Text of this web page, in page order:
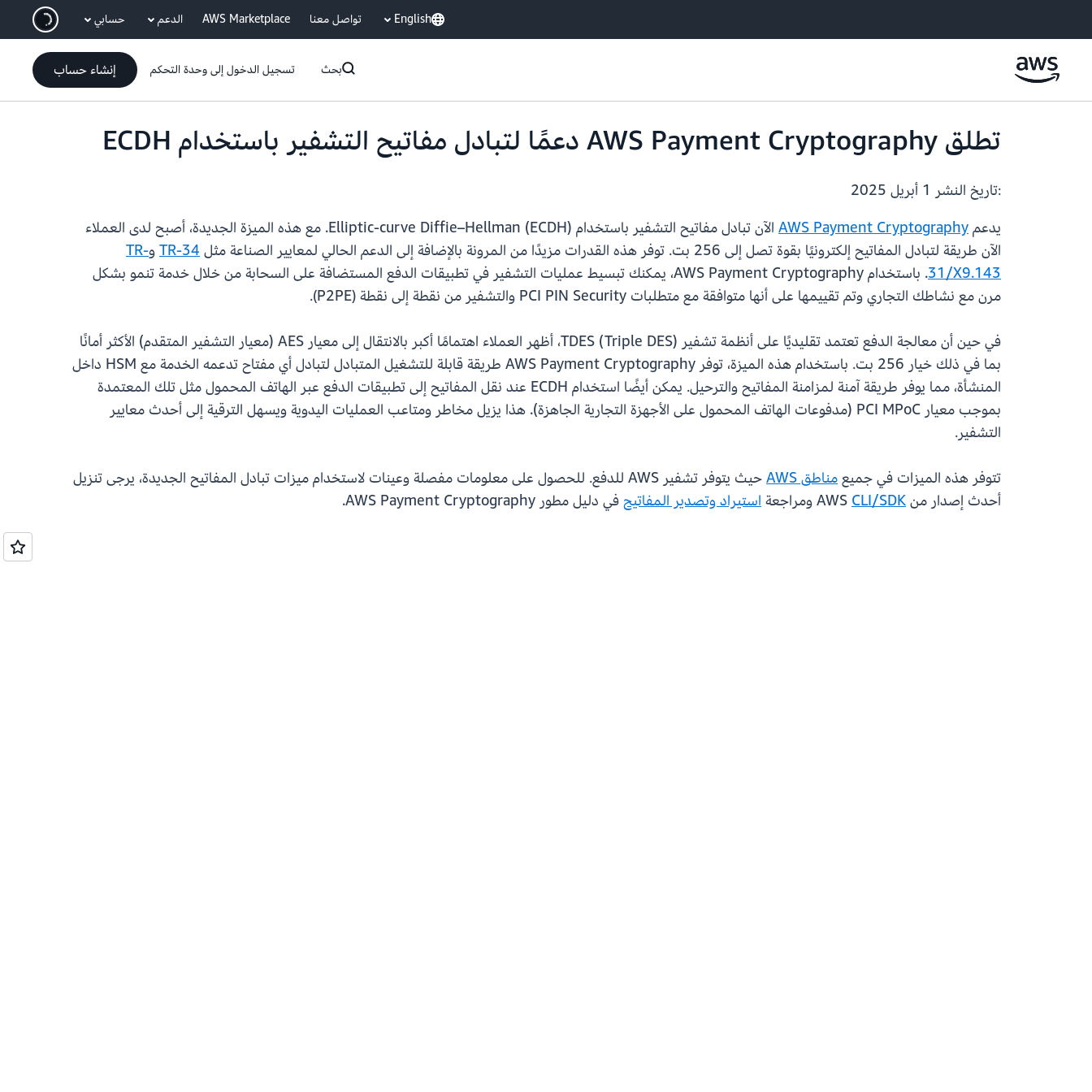
انتقل إلى المحتوى الرئيسي English تواصل معنا AWS Marketplace الدعم حسابي
بحث تسجيل الدخول إلى وحدة التحكم إنشاء حساب
تطلق AWS Payment Cryptography دعمًا لتبادل مفاتيح التشفير باستخدام ECDH
:تاريخ النشر
يدعمAWS Payment Cryptography
الآن تبادل مفاتيح التشفير باستخدام Elliptic-curve Diffie–Hellman (ECDH). مع هذه الميزة الجديدة، أصبح لدى العملاء
الآن طريقة لتبادل المفاتيح إلكترونيًا بقوة تصل إلى 256 بت. توفر هذه القدرات مزيدًا من المرونة بالإضافة إلى الدعم الحالي لمعايير الصناعة مثل
TR-34وTR-
31/X9.143
. باستخدام AWS Payment Cryptography، يمكنك تبسيط عمليات التشفير في تطبيقات الدفع المستضافة على السحابة من خلال خدمة تنمو بشكل
مرن مع نشاطك التجاري وتم تقييمها على أنها متوافقة مع متطلبات PCI PIN Security والتشفير من نقطة إلى نقطة (P2PE).
في حين أن معالجة الدفع تعتمد تقليديًا على أنظمة تشفير TDES (Triple DES)، أظهر العملاء اهتمامًا أكبر بالانتقال إلى معيار AES (معيار التشفير المتقدم) الأكثر أمانًا
بما في ذلك خيار 256 بت. باستخدام هذه الميزة، توفر AWS Payment Cryptography طريقة قابلة للتشغيل المتبادل لتبادل أي مفتاح تدعمه الخدمة مع HSM داخل
المنشأة، مما يوفر طريقة آمنة لمزامنة المفاتيح والترحيل. يمكن أيضًا استخدام ECDH عند نقل المفاتيح إلى تطبيقات الدفع عبر الهاتف المحمول مثل تلك المعتمدة
بموجب معيار PCI MPoC (مدفوعات الهاتف المحمول على الأجهزة التجارية الجاهزة). هذا يزيل مخاطر ومتاعب العمليات اليدوية ويسهل الترقية إلى أحدث معايير
التشفير.
تتوفر هذه الميزات في جميعمناطق AWS
حيث يتوفر تشفير AWS للدفع. للحصول على معلومات مفصلة وعينات لاستخدام ميزات تبادل المفاتيح الجديدة، يرجى تنزيل
أحدث إصدار من AWSCLI/SDK ومراجعةاستيراد وتصدير المفاتيحفي دليل مطور AWS Payment Cryptography.